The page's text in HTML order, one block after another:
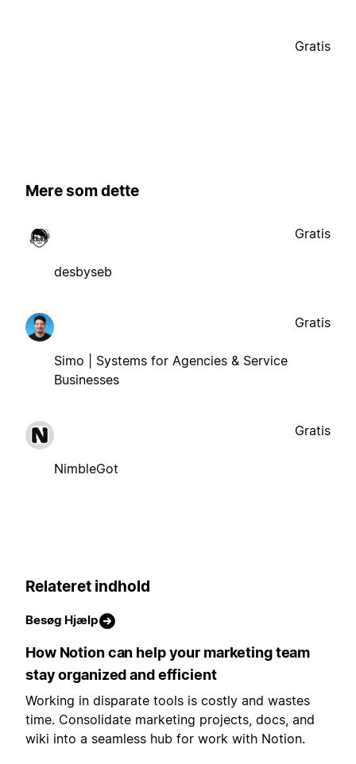
Gratis
Mere som dette
desbyseb
Gratis
Simo | Systems for Agencies & Service
Businesses
Gratis
NimbleGot
Gratis
Relateret indhold
Besøg Hjælp
How Notion can help your marketing team
stay organized and efficient
Working in disparate tools is costly and wastes
time. Consolidate marketing projects, docs, and
wiki into a seamless hub for work with Notion.